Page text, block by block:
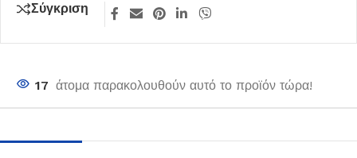
Σύγκριση
17 άτομα παρακολουθούν αυτό το προϊόν τώρα!